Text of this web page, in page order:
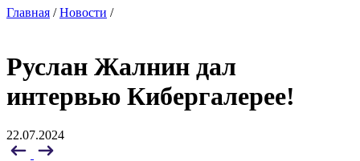
Главная /Новости /
Руслан Жалнин дал
интервью Кибергалерее!
22.07.2024